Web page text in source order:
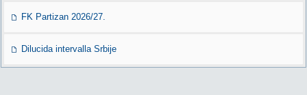
FK Partizan 2026/27.
Dilucida intervalla Srbije